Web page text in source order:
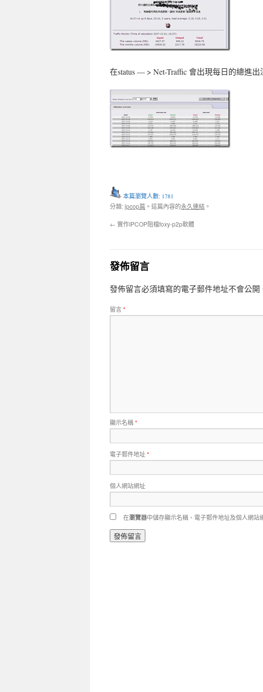
在status — > Net-Traffic 會出現每日的總進出
本篇瀏覽人數: 1781
分類:ipcop篇 。這篇內容的永久連結 。
← 實作IPCOP阻檔foxy-p2p軟體
發佈留言
發佈留言必須填寫的電子郵件地址不會公開
留言*
顯示名稱*
電子郵件地址*
個人網站網址
在瀏覽器中儲存顯示名稱、電子郵件地址及個人網站